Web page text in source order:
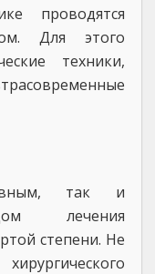
проводятся
Для этого
техники,
так и
лечения
степени. Не